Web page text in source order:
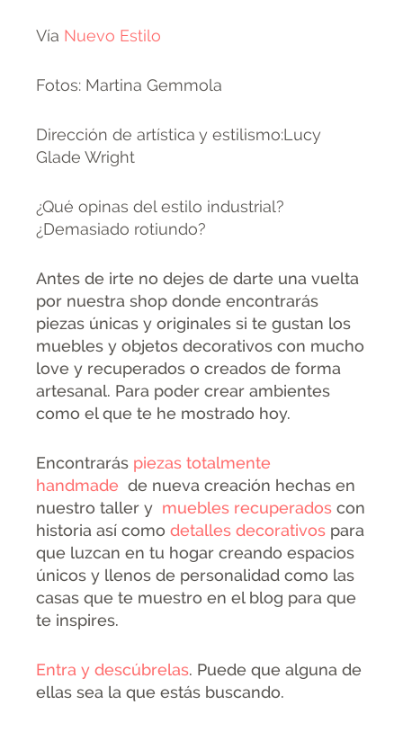
Vía Nuevo Estilo
Fotos: Martina Gemmola
Dirección de artística y estilismo:Lucy
Glade Wright
¿Qué opinas del estilo industrial?
¿Demasiado rotiundo?
Antes de irte no dejes de darte una vuelta
por nuestra shop donde encontrarás
piezas únicas y originales si te gustan los
muebles y objetos decorativos con mucho
love y recuperados o creados de forma
artesanal. Para poder crear ambientes
como el que te he mostrado hoy.
Encontrarás piezas totalmente
handmade de nueva creación hechas en
nuestro taller y muebles recuperados con
historia así como detalles decorativos para
que luzcan en tu hogar creando espacios
únicos y llenos de personalidad como las
casas que te muestro en el blog para que
te inspires.
Entra y descúbrelas. Puede que alguna de
ellas sea la que estás buscando.